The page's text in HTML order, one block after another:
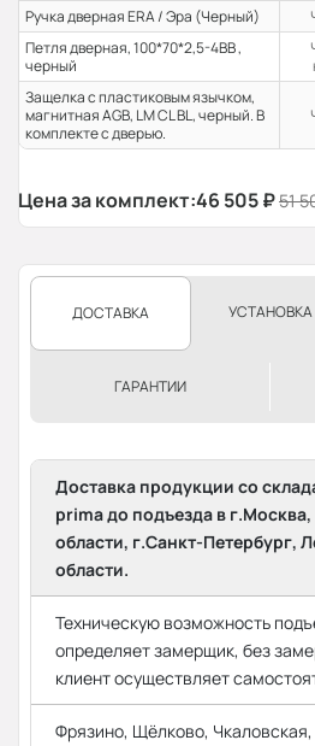
Ручка дверная ERA / Эра (Черный)
Петля дверная, 100*70*2,5-4ВВ ,
черный
Защелка с пластиковым язычком,
магнитная AGB, LM CL BL, черный. В
комплекте с дверью.
Цена за комплект:46 505₽51
ДОСТАВКА УСТАНОВКА
ГАРАНТИИ
Доставка продукции со
prima до подъезда в
области, г.Санкт-Петербург,
области.
Техническую возможность
определяет замерщик, без
клиент осуществляет
Фрязино, Щёлково, Чкаловская,